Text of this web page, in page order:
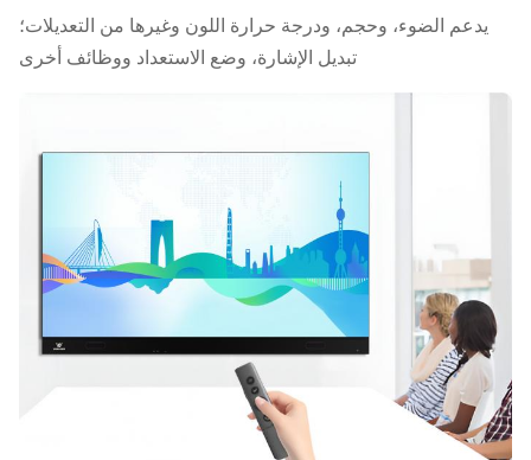
يدعم الضوء، وحجم، ودرجة حرارة اللون وغيرها من التعديلات؛
تبديل الإشارة، وضع الاستعداد ووظائف أخرى